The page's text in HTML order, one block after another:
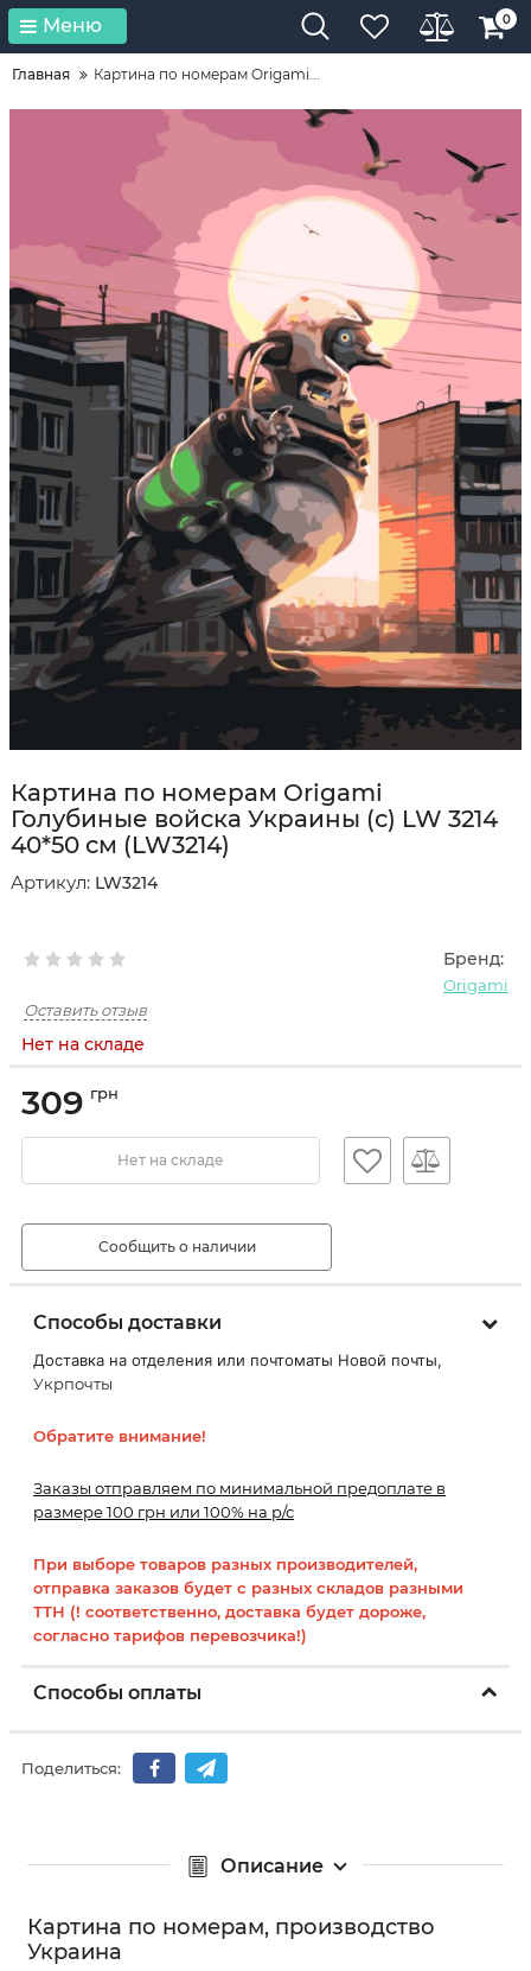
Меню 0
Главная Картина по номерам Origamі...
Картина по номерам Origamі
Голубиные войска Украины (с) LW 3214
40*50 см (LW3214)
Артикул: LW3214
Бренд:
Origami
Оставить отзыв
Нет на складе
309 грн
Нет на складе
Сообщить о наличии
Способы доставки
Доставка на отделения или почтоматы Новой почты,
Укрпочты
Обратите внимание!
Заказы отправляем по минимальной предоплате в
размере 100 грн или 100% на р/с
При выборе товаров разных производителей,
отправка заказов будет с разных складов разными
ТТН (! соответственно, доставка будет дороже,
согласно тарифов перевозчика!)
Способы оплаты
Поделиться:
Описание
Картина по номерам, производство
Украина